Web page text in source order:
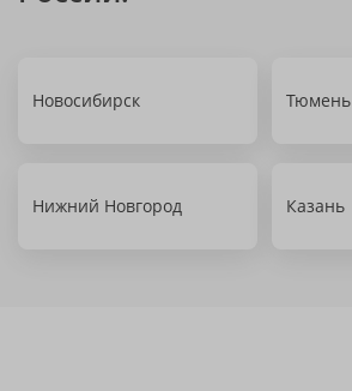
Новосибирск Тюмень
Нижний Новгород Казань